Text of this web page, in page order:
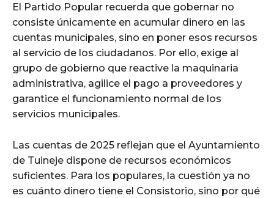
El Partido Popular recuerda que gobernar no
consiste únicamente en acumular dinero en las
cuentas municipales, sino en poner esos recursos
al servicio de los ciudadanos. Por ello, exige al
grupo de gobierno que reactive la maquinaria
administrativa, agilice el pago a proveedores y
garantice el funcionamiento normal de los
servicios municipales.
Las cuentas de 2025 reflejan que el Ayuntamiento
de Tuineje dispone de recursos económicos
suficientes. Para los populares, la cuestión ya no
es cuánto dinero tiene el Consistorio, sino por qué